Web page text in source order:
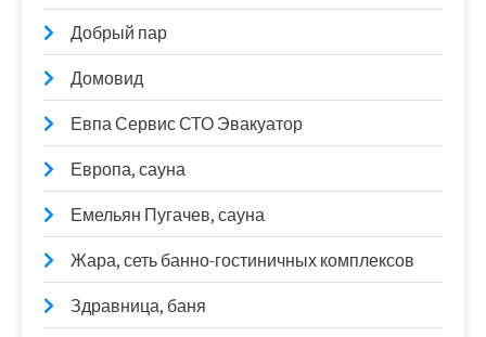
Добрый пар
Домовид
Евпа Сервис СТО Эвакуатор
Европа, сауна
Емельян Пугачев, сауна
Жара, сеть банно-гостиничных комплексов
Здравница, баня